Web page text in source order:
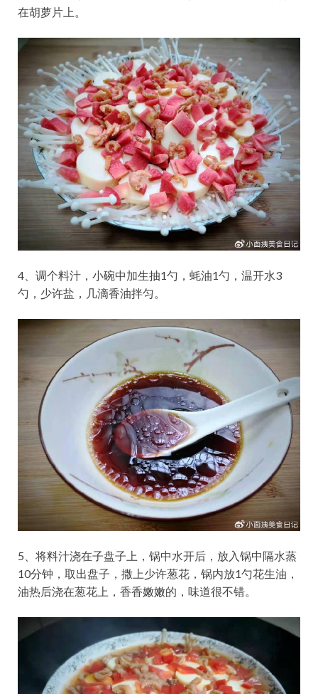
在胡萝片上。
4、调个料汁，小碗中加生抽1勺，蚝油1勺，温开水3
勺，少许盐，几滴香油拌匀。
5、将料汁浇在子盘子上，锅中水开后，放入锅中隔水蒸
10分钟，取出盘子，撒上少许葱花，锅内放1勺花生油，
油热后浇在葱花上，香香嫩嫩的，味道很不错。